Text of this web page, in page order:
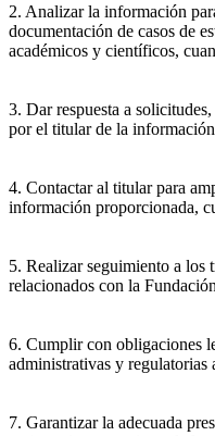
2. Analizar la información
documentación de casos de
académicos y científicos,
3. Dar respuesta a
por el titular de la
4. Contactar al titular para
información proporcionada,
5. Realizar seguimiento a los
relacionados con la
6. Cumplir con obligaciones
administrativas y regulatorias
7. Garantizar la adecuada